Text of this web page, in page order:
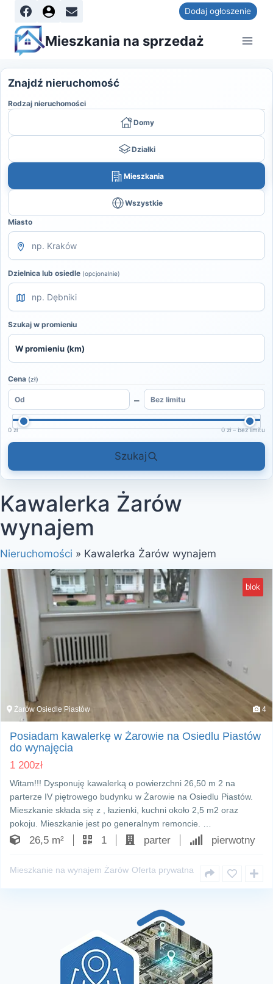
Dodaj ogłoszenie
Mieszkania na sprzedaż
Znajdź nieruchomość
Rodzaj nieruchomości
Domy
Działki
Mieszkania
Wszystkie
Miasto
Dzielnica lub osiedle (opcjonalnie)
Szukaj w promieniu
Cena (zł)
–
0 zł 0 zł – bez limitu
Szukaj
Kawalerka Żarów
wynajem
Nieruchomości » Kawalerka Żarów wynajem
blok
Żarów Osiedle Piastów 4
Posiadam kawalerkę w Żarowie na Osiedlu Piastów
do wynajęcia
1 200zł
Witam!!! Dysponuję kawalerką o powierzchni 26,50 m 2 na
parterze IV piętrowego budynku w Żarowie na Osiedlu Piastów.
Mieszkanie składa się z , łazienki, kuchni około 2,5 m2 oraz
pokoju. Mieszkanie jest po generalnym remoncie. …
26,5 m² 1 parter pierwotny
Mieszkanie na wynajem Żarów Oferta prywatna